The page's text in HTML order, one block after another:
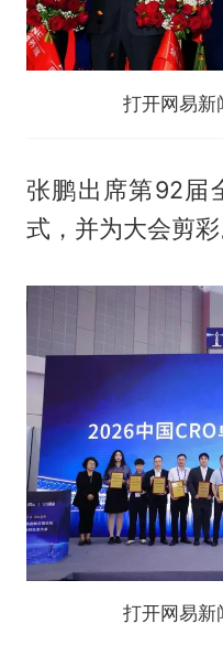
打开网易新
张鹏出席第92届
式，并为大会剪彩
打开网易新